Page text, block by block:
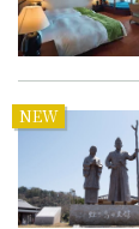
NEW